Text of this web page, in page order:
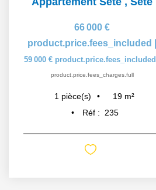
66 000 €
product.price.fees_included
59 000 € product.price.fees_included
product.price.fees_charges.full
1 pièce(s) 19 m²
Réf :
235